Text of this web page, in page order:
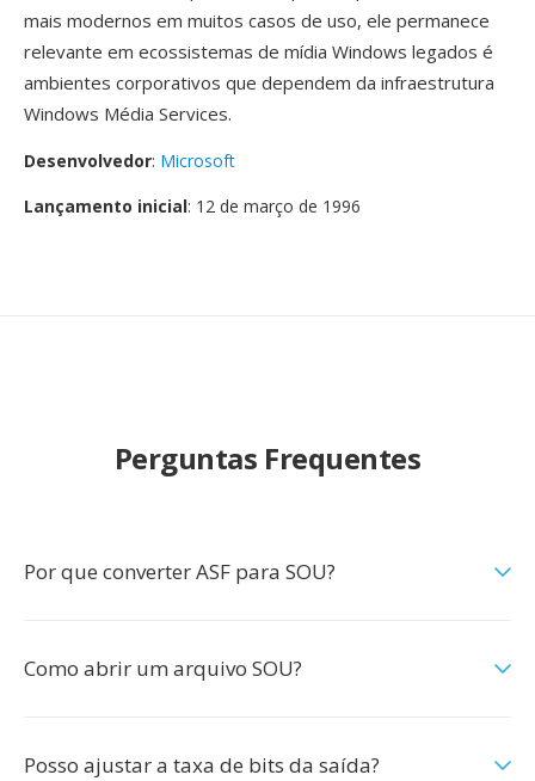
mais modernos em muitos casos de uso, ele permanece
relevante em ecossistemas de mídia Windows legados é
ambientes corporativos que dependem da infraestrutura
Windows Média Services.
Desenvolvedor: Microsoft
Lançamento inicial: 12 de março de 1996
Perguntas Frequentes
Por que converter ASF para SOU?
Como abrir um arquivo SOU?
Posso ajustar a taxa de bits da saída?